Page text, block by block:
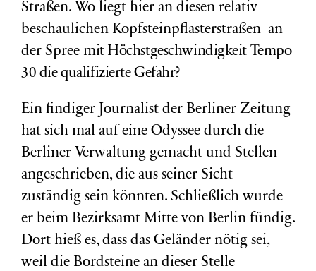
Straßen. Wo liegt hier an diesen relativ
beschaulichen Kopfsteinpflasterstraßen an
der Spree mit Höchstgeschwindigkeit Tempo
30 die qualifizierte Gefahr?
Ein findiger Journalist der Berliner Zeitung
hat sich mal auf eine Odyssee durch die
Berliner Verwaltung gemacht und Stellen
angeschrieben, die aus seiner Sicht
zuständig sein könnten. Schließlich wurde
er beim Bezirksamt Mitte von Berlin fündig.
Dort hieß es, dass das Geländer nötig sei,
weil die Bordsteine an dieser Stelle